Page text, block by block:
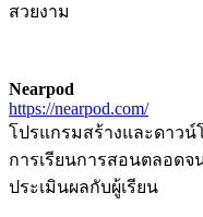
สวยงาม
Nearpod
https://nearpod.com/
โปรแกรมสร้างและดาว
การเรียนการสอนตลอด
ประเมินผลกับผู้เรียน